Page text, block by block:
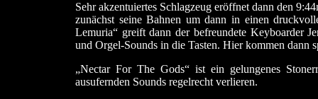
Sehr akzentuiertes Schlagzeug eröffnet dann den
zunächst seine Bahnen um dann in einen
Lemuria“ greift dann der befreundete Keyboarder
und Orgel-Sounds in die Tasten. Hier kommen dann
„Nectar For The Gods“ ist ein gelungenes
ausufernden Sounds regelrecht verlieren.